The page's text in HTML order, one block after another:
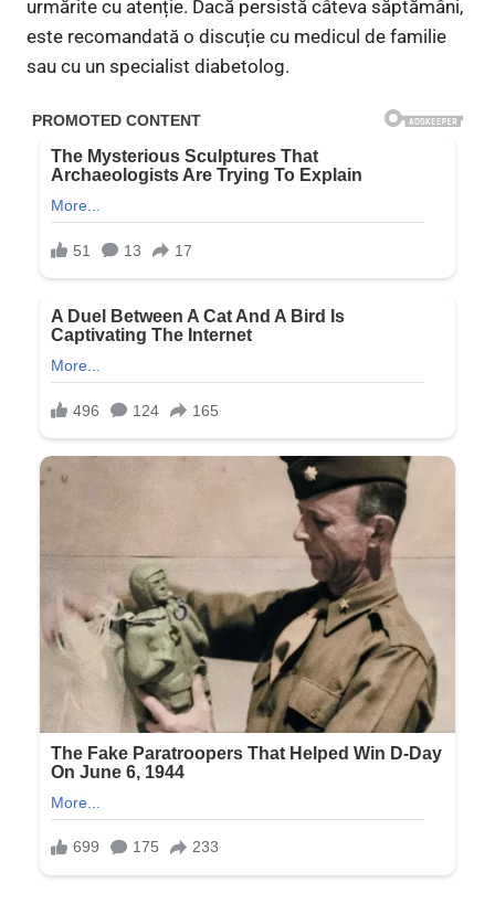
urmărite cu atenție. Dacă persistă câteva săptămâni,
este recomandată o discuție cu medicul de familie
sau cu un specialist diabetolog.